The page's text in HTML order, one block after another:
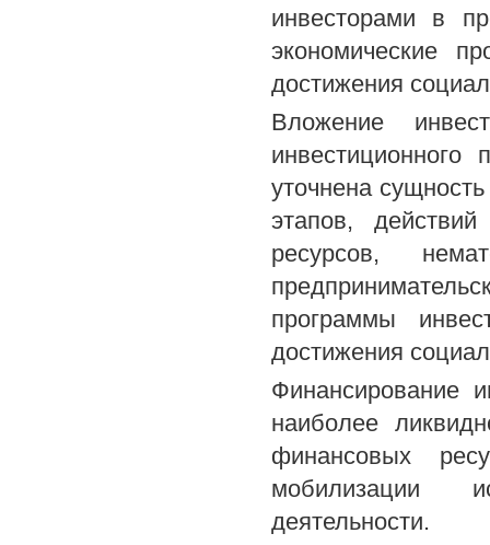
инвесторами в
экономические
достижения
Вложение
инвестиционного
уточнена
этапов,
ресурсов,
программы
достижения
Финансирование
наиболее
финансовых
мобилизации
деятельности.